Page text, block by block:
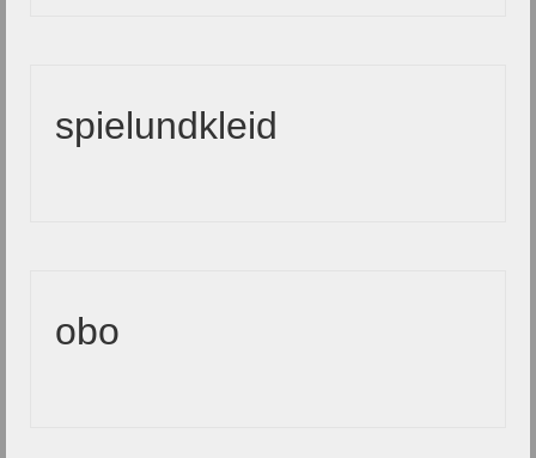
spielundkleid
obo